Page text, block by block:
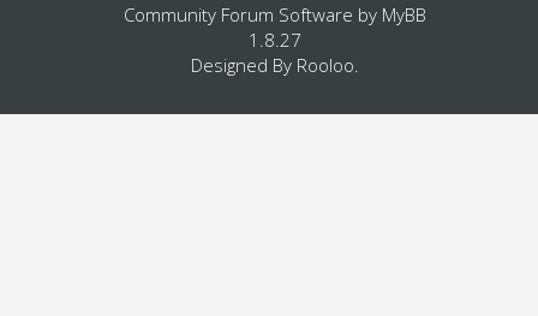
Community Forum Software by MyBB
1.8.27
Designed By Rooloo